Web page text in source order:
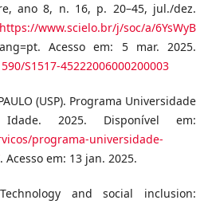
ano 8, n. 16, p. 20–45, jul./dez.
https://www.scielo.br/j/soc/a/6YsWyB
Acesso em: 5 mar. 2025.
S1517-45222006000200003
(USP). Programa Universidade
2025. Disponível em:
programa-universidade-
. Acesso em: 13 jan. 2025.
Technology and social inclusion: